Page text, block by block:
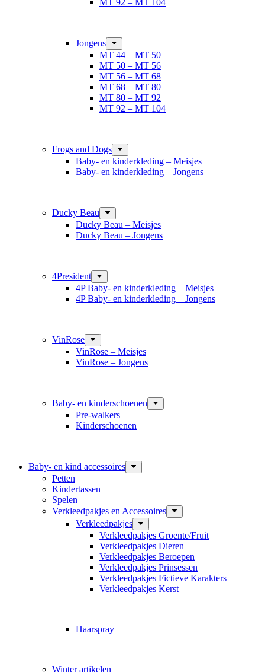
MT 92 – MT 104
Jongens
MT 44 – MT 50
MT 50 – MT 56
MT 56 – MT 68
MT 68 – MT 80
MT 80 – MT 92
MT 92 – MT 104
Frogs and Dogs
Baby- en kinderkleding – Meisjes
Baby- en kinderkleding – Jongens
Ducky Beau
Ducky Beau – Meisjes
Ducky Beau – Jongens
4President
4P Baby- en kinderkleding – Meisjes
4P Baby- en kinderkleding – Jongens
VinRose
VinRose – Meisjes
VinRose – Jongens
Baby- en kinderschoenen
Pre-walkers
Kinderschoenen
Baby- en kind accessoires
Petten
Kindertassen
Spelen
Verkleedpakjes en Accessoires
Verkleedpakjes
Verkleedpakjes Groente/Fruit
Verkleedpakjes Dieren
Verkleedpakjes Beroepen
Verkleedpakjes Prinsessen
Verkleedpakjes Fictieve Karakters
Verkleedpakjes Kerst
Haarspray
Winter artikelen